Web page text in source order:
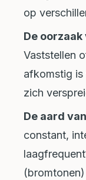
op
De
Vaststellen
afkomstig is
zich
De aard
constant,